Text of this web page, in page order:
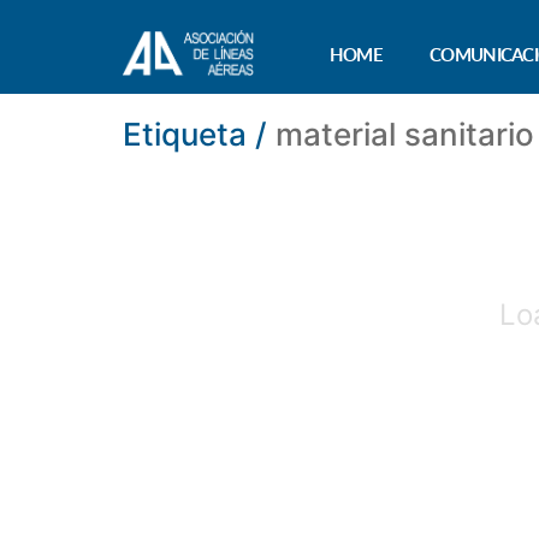
HOME
Etiqueta / material sanitario